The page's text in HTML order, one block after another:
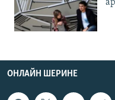
ОНЛАЙН ШЕРИНЕ